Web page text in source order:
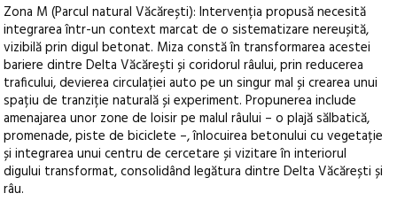
Zona M (Parcul natural Văcărești): Intervenția propusă necesită
integrarea într-un context marcat de o sistematizare nereușită,
vizibilă prin digul betonat. Miza constă în transformarea acestei
bariere dintre Delta Văcărești și coridorul râului, prin reducerea
traficului, devierea circulației auto pe un singur mal și crearea unui
spațiu de tranziție naturală și experiment. Propunerea include
amenajarea unor zone de loisir pe malul râului – o plajă sălbatică,
promenade, piste de biciclete –, înlocuirea betonului cu vegetație
și integrarea unui centru de cercetare și vizitare în interiorul
digului transformat, consolidând legătura dintre Delta Văcărești și
râu.